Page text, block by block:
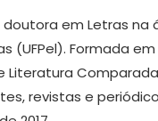
em Letras na
(UFPel). Formada
Literatura
revistas e